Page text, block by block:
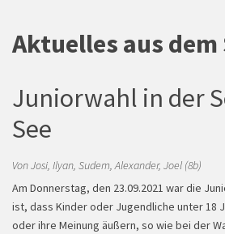
Spendenlauf
Aktuelles aus dem
Juniorwahl in der
See
Von Josi, Ilyan, Sudem, Alexander, Joel (8b)
Am Donnerstag, den 23.09.2021 war die
ist, dass Kinder oder Jugendliche unter 18
oder ihre Meinung äußern, so wie bei der